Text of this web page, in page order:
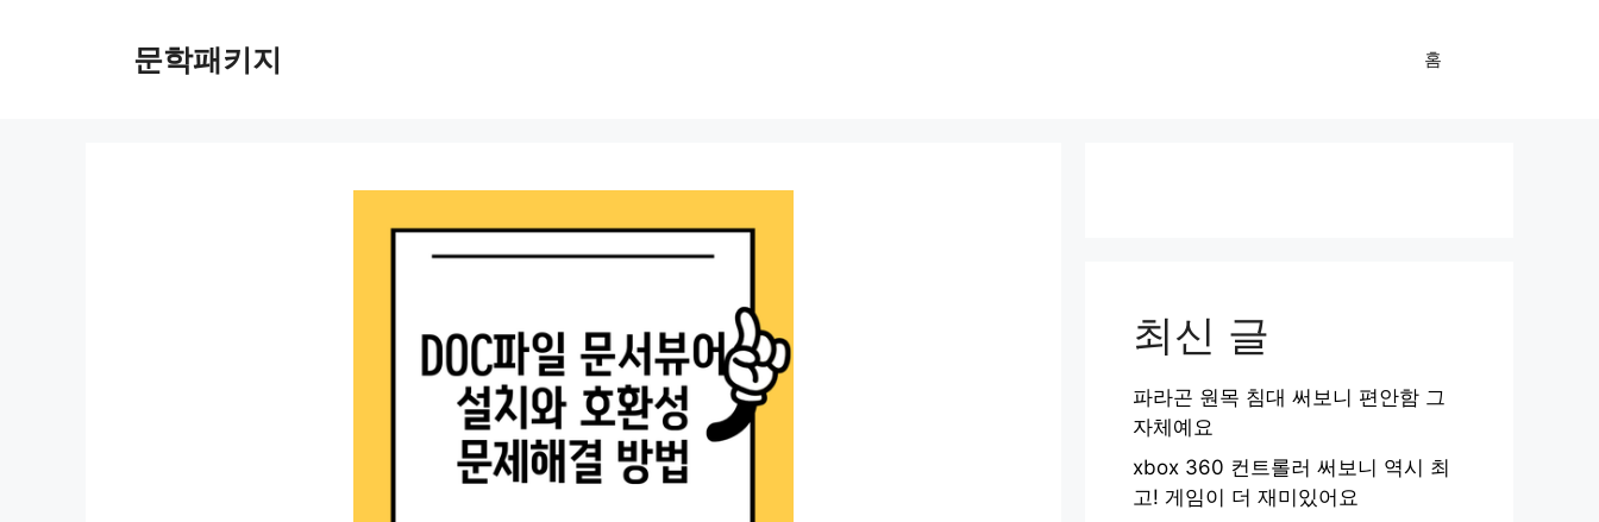
문학패키지 홈
최신 글
파라곤 원목 침대 써보니 편안함 그
자체예요
xbox 360 컨트롤러 써보니 역시 최
고! 게임이 더 재미있어요